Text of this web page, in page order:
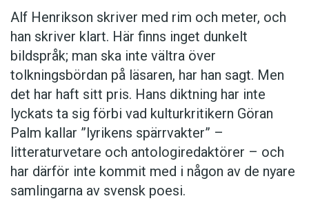
Alf Henrikson skriver med rim och meter, och
han skriver klart. Här finns inget dunkelt
bildspråk; man ska inte vältra över
tolkningsbördan på läsaren, har han sagt. Men
det har haft sitt pris. Hans diktning har inte
lyckats ta sig förbi vad kulturkritikern Göran
Palm kallar ”lyrikens spärrvakter” –
litteraturvetare och antologiredaktörer – och
har därför inte kommit med i någon av de nyare
samlingarna av svensk poesi.